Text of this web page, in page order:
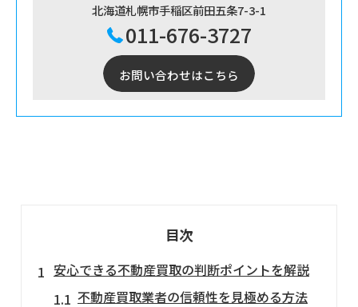
北海道札幌市手稲区前田五条7-3-1
011-676-3727
お問い合わせはこちら
目次
安心できる不動産買取の判断ポイントを解説
不動産買取業者の信頼性を見極める方法